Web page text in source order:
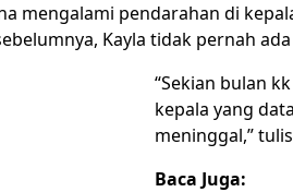
mengalami pendarahan di
Kayla tidak pernah
“Sekian bulan
kepala yang
meninggal,”
Baca Juga: